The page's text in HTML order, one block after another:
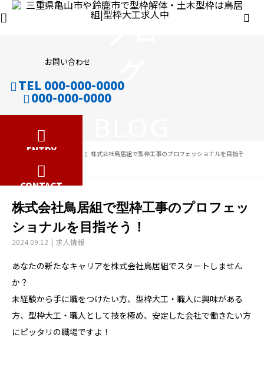
お問い合わせ
TEL 000-000-0000
000-000-0000
ENTRY
CONTACT
株式会社鳥居組で型枠工事のプロフェッショナルを目指そ
株式会社鳥居組で型枠工事のプロフェッ
ショナルを目指そう！
2024.09.12 求人情報
あなたの新たなキャリアを株式会社鳥居組でスタートしません
か？
未経験から手に職をつけたい方、型枠大工・職人に興味がある
方、型枠大工・職人として技を極め、安定した会社で働きたい方
にピッタリの職場ですよ！